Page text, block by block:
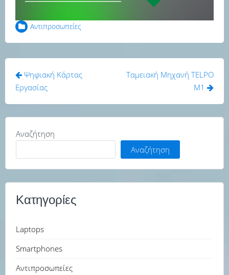
Αντιπροσωπείες
Πλοήγηση
άρθρων
Ψηφιακή Κάρτας
Εργασίας
Ταμειακή Μηχανή TELPO
M1
Αναζήτηση
Αναζήτηση
Κατηγορίες
Laptops
Smartphones
Αντιπροσωπείες